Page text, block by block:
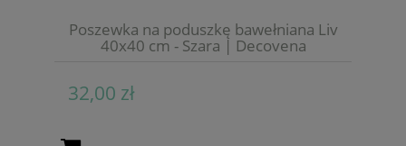
Poszewka na poduszkę bawełniana Liv
40x40 cm - Szara | Decovena
32,00 zł